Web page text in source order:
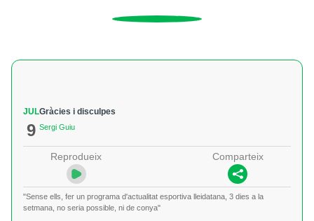
JUL
9
Gràcies i disculpes
Sergi Guiu
Reprodueix Comparteix
"Sense ells, fer un programa d'actualitat esportiva lleidatana, 3 dies a la
setmana, no seria possible, ni de conya"